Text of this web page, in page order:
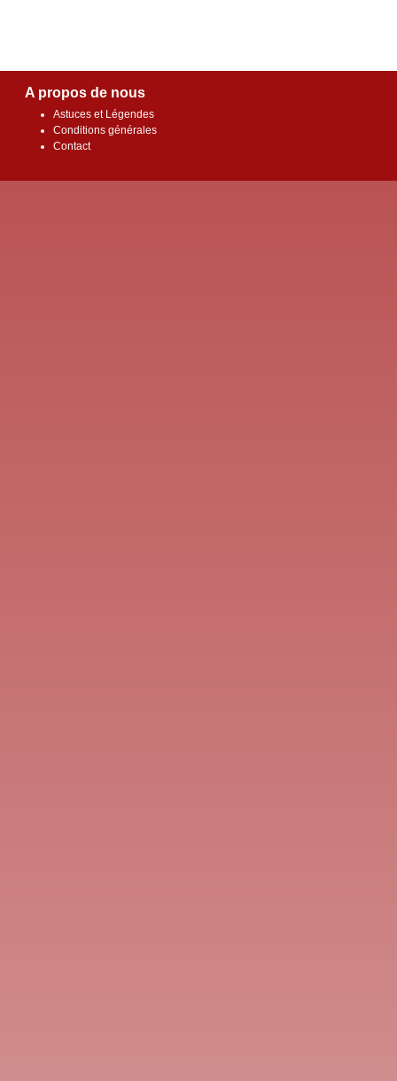
A propos de nous
Astuces et Légendes
Conditions générales
Contact